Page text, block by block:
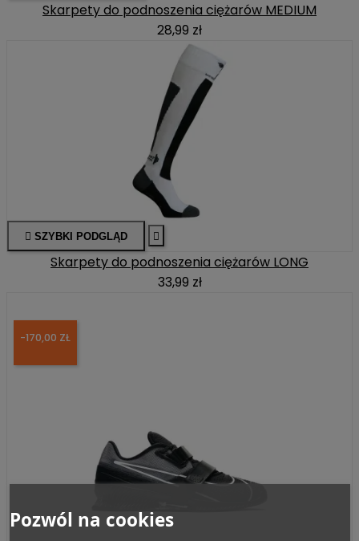
Skarpety do podnoszenia ciężarów MEDIUM
28,99 zł
 SZYBKI PODGLĄD 
Skarpety do podnoszenia ciężarów LONG
33,99 zł
-170,00 ZŁ
Pozwól na cookies